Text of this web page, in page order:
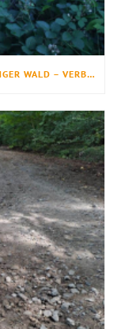
ILLEGALE ABFALLENTSORGUNG IM SOLLINGER WALD – VERBOTEN, GEFÄHRLICH UND LEIDER IMMER HÄUFIGER